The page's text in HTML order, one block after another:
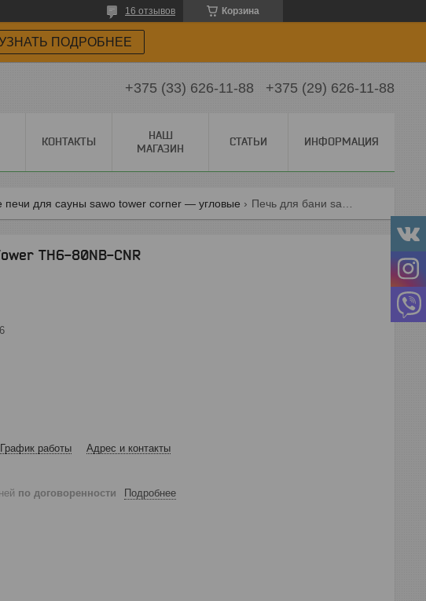
Корзина
16 отзывов
ПОДРОБНЕЕ
+375 (33) 626-11-88 +375 (29) 626-11-88
КОНТАКТЫ
НАШ
МАГАЗИН
СТАТЬИ ИНФОРМАЦИЯ
печи для сауны sawo tower corner — угловые
TH6-80NB-CNR
График работы Адрес и контакты
по договоренности Подробнее